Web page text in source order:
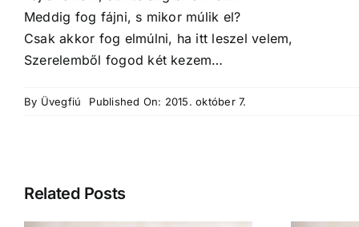
Meddig fog fájni, s mikor múlik el?
Csak akkor fog elmúlni, ha itt leszel velem,
Szerelemből fogod két kezem…
By Üvegfiú Published On: 2015. október 7.
Related Posts